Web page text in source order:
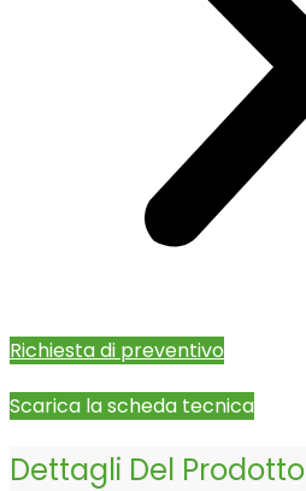
Richiesta di preventivo
Scarica la scheda tecnica
Dettagli Del Prodotto